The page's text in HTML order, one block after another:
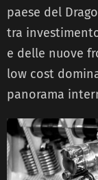
paese del
tra
e delle nuove
low cost
panorama